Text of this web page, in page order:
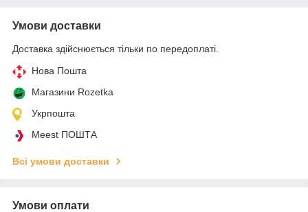
Умови доставки
Доставка здійснюється тільки по передоплаті.
Нова Пошта
Магазини Rozetka
Укрпошта
Meest ПОШТА
Всі умови доставки
Умови оплати